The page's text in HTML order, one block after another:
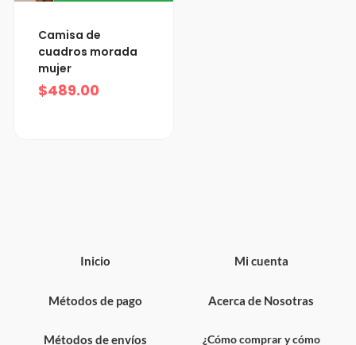
Camisa de
cuadros morada
mujer
$489.00
Inicio
Métodos de pago
Métodos de envíos
Mi cuenta
Acerca de Nosotras
¿Cómo comprar y cómo